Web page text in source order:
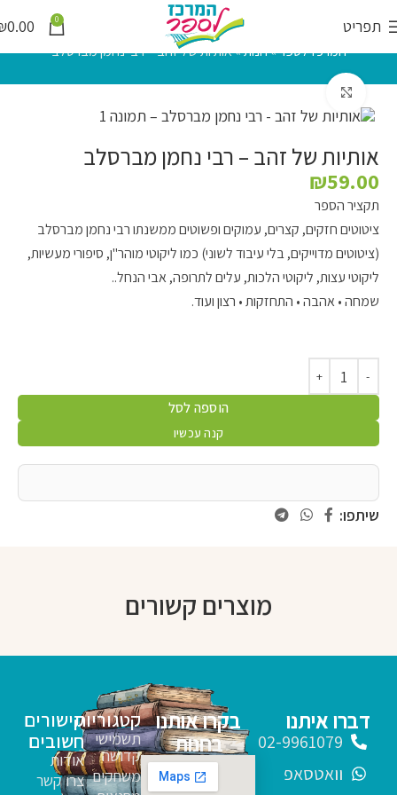
תפריט 0
0.00
המרכז לספר»חנות»אותיות של זהב – רבי נחמן מברסלב
אותיות של זהב – רבי נחמן מברסלב
₪59.00
תקציר הספר
ציטוטים חזקים, קצרים, עמוקים ופשוטים ממשנתו רבי נחמן מברסלב
(ציטוטים מדוייקים, בלי עיבוד לשוני) כמו ליקוטי מוהר"ן, סיפורי מעשיות,
ליקוטי עצות, ליקוטי הלכות, עלים לתרופה, אבי הנחל..
שמחה • אהבה • התחזקות • רצון ועוד.
הוספה לסל
קנה עכשיו
שיתפו:
מוצרים קשורים
קטגוריות
תשמישי
קדושה
משחקים
קישורים
חשובים
אודות
צרו קשר
דברו איתנו
02-9961079
וואטסאפ
בקרו אותנו
בחנות